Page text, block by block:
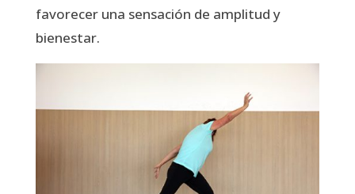
favorecer una sensación de amplitud y
bienestar.